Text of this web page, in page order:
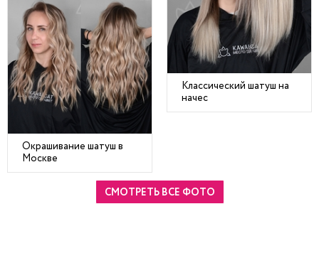
Классический шатуш на
начес
Окрашивание шатуш в
Москве
СМОТРЕТЬ ВСЕ ФОТО